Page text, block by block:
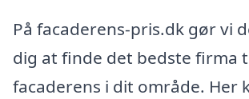
På facaderens-pris.dk gør vi
dig at finde det bedste firma
facaderens i dit område. Her